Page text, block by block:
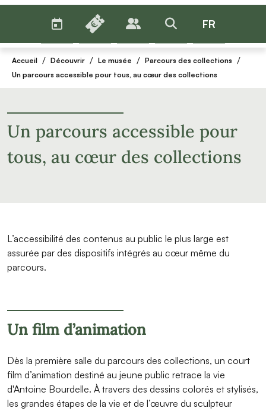
BILLETTERIE
PUBLICS >RECHERCHER
FR
Accueil / Découvrir / Le musée / Parcours des collections /
Un parcours accessible pour tous, au cœur des collections
Un parcours accessible pour
tous, au cœur des collections
L’accessibilité des contenus au public le plus large est
assurée par des dispositifs intégrés au cœur même du
parcours.
Un film d’animation
Dès la première salle du parcours des collections, un court
film d’animation destiné au jeune public retrace la vie
d'Antoine Bourdelle. À travers des dessins colorés et stylisés,
les grandes étapes de la vie et de l’œuvre du sculpteur